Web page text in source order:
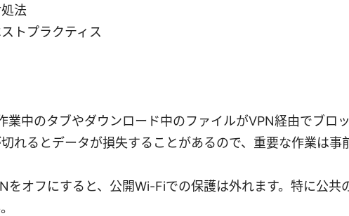
法
トプラクティス
業中のタブやダウンロード中のファイルがVPN経由でブロ
れるとデータが損失することがあるので、重要な作業は事
をオフにすると、公開Wi-Fiでの保護は外れます。特に公共